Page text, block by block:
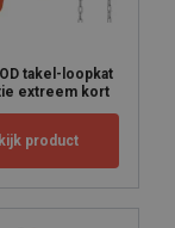
takel-loopkat
extreem kort
product